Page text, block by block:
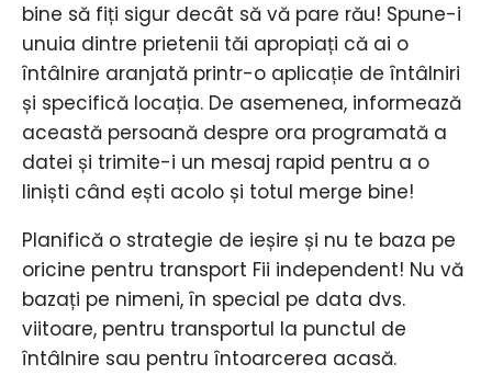
bine să fiți sigur decât să vă pare rău! Spune-i
unuia dintre prietenii tăi apropiați că ai o
întâlnire aranjată printr-o aplicație de întâlniri
și specifică locația. De asemenea, informează
această persoană despre ora programată a
datei și trimite-i un mesaj rapid pentru a o
liniști când ești acolo și totul merge bine!
Planifică o strategie de ieșire și nu te baza pe
oricine pentru transport Fii independent! Nu vă
bazați pe nimeni, în special pe data dvs.
viitoare, pentru transportul la punctul de
întâlnire sau pentru întoarcerea acasă.